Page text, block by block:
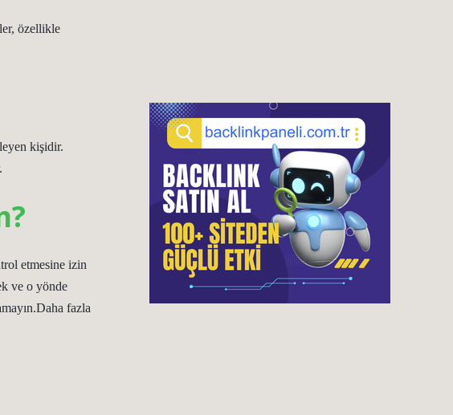
özellikle
kişidir.
etmesine izin
ve o yönde
fazla